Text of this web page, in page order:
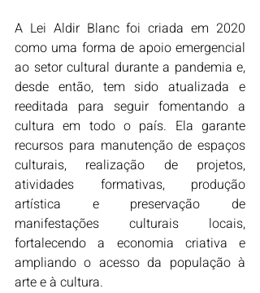
A Lei Aldir Blanc foi criada em 2020
como uma forma de apoio emergencial
ao setor cultural durante a pandemia e,
desde então, tem sido atualizada e
reeditada para seguir fomentando a
cultura em todo o país. Ela garante
recursos para manutenção de espaços
culturais, realização de projetos,
atividades formativas, produção
artística e preservação de
manifestações culturais locais,
fortalecendo a economia criativa e
ampliando o acesso da população à
arte e à cultura.